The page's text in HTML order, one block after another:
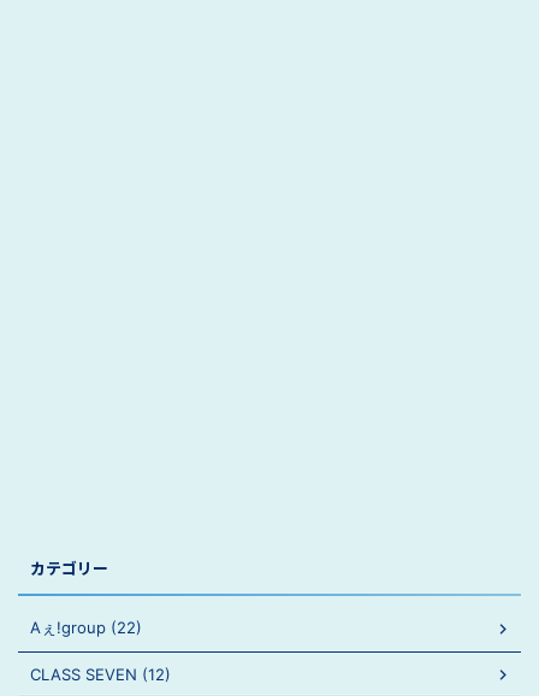
カテゴリー
Aぇ!group (22)
CLASS SEVEN (12)